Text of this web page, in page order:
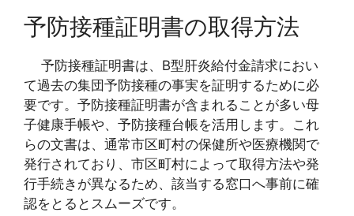
予防接種証明書の取得方法
予防接種証明書は、B型肝炎給付金請求におい
て過去の集団予防接種の事実を証明するために必
要です。予防接種証明書が含まれることが多い母
子健康手帳や、予防接種台帳を活用します。これ
らの文書は、通常市区町村の保健所や医療機関で
発行されており、市区町村によって取得方法や発
行手続きが異なるため、該当する窓口へ事前に確
認をとるとスムーズです。